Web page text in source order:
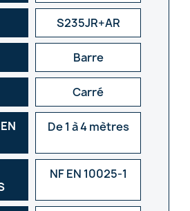
S235JR+AR
Barre
Carré
De 1 à 4 mètres
NF EN 10025-1